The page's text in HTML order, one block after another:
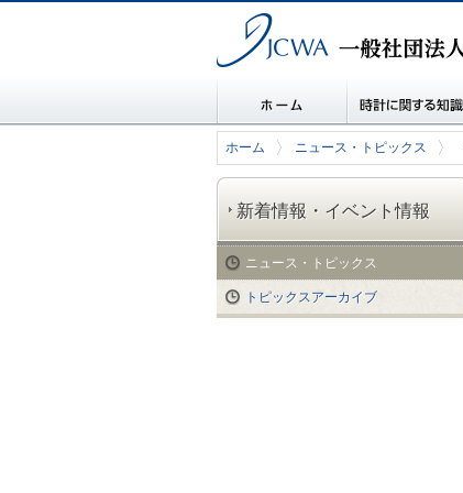
一般社団法人 日本時計協会
ホーム 時計に関する知識
ホーム ニュース・トピックス
新着情報・イベント情報
ニュース・トピックス
トピックスアーカイブ